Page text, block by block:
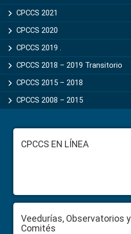
CPCCS 2021
CPCCS 2020
CPCCS 2019 .
CPCCS 2018 – 2019 Transitorio
CPCCS 2015 – 2018
CPCCS 2008 – 2015
FooterCPCCS EN LÍNEA
Veedurías, Observatorios y
Comités